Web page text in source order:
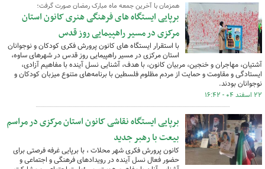
همزمان با آخرین جمعه ماه مبارک رمضان صورت گرفت؛
برپایی ایستگاه های فرهنگی هنری کانون استان
مرکزی در مسیر راهپیمایی روز قدس
با استقرار ایستگاه های کانون پرورش فکری کودکان و نوجوانان
استان مرکزی در مسیر راهپیمایی روز قدس در شهرهای ساوه،
آشتیان، مهاجران و خنجین، مربیان کانون، با هدف، آشنایی نسل آینده با مفاهیم آزادی،
ایستادگی و مقاومت و حمایت از مردم مظلوم فلسطین با برنامه‌های متنوع میزبان کودکان و
نوجوانان بودند.
۲۲ اسفند ۰۴ - ۱۶:۴۲
برپایی ایستگاه نقاشی کانون استان مرکزی در مراسم
بیعت با رهبر جدید
کانون پرورش فکری شهر محلات ، با برپایی غرفه‌ فرصتی برای
حضور فعال نسل آینده در رویدادهای فرهنگی و اجتماعی و